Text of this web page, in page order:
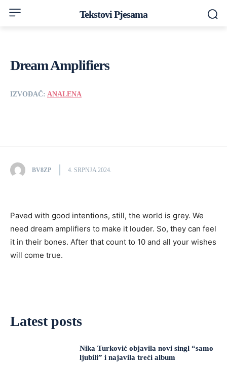
Tekstovi Pjesama
Dream Amplifiers
IZVOĐAČ: ANALENA
BV8ZP 4. SRPNJA 2024.
Paved with good intentions, still, the world is grey. We
need dream amplifiers to make it louder. So, they can feel
it in their bones. After that count to 10 and all your wishes
will come true.
Latest posts
Nika Turković objavila novi singl “samo
ljubili” i najavila treći album